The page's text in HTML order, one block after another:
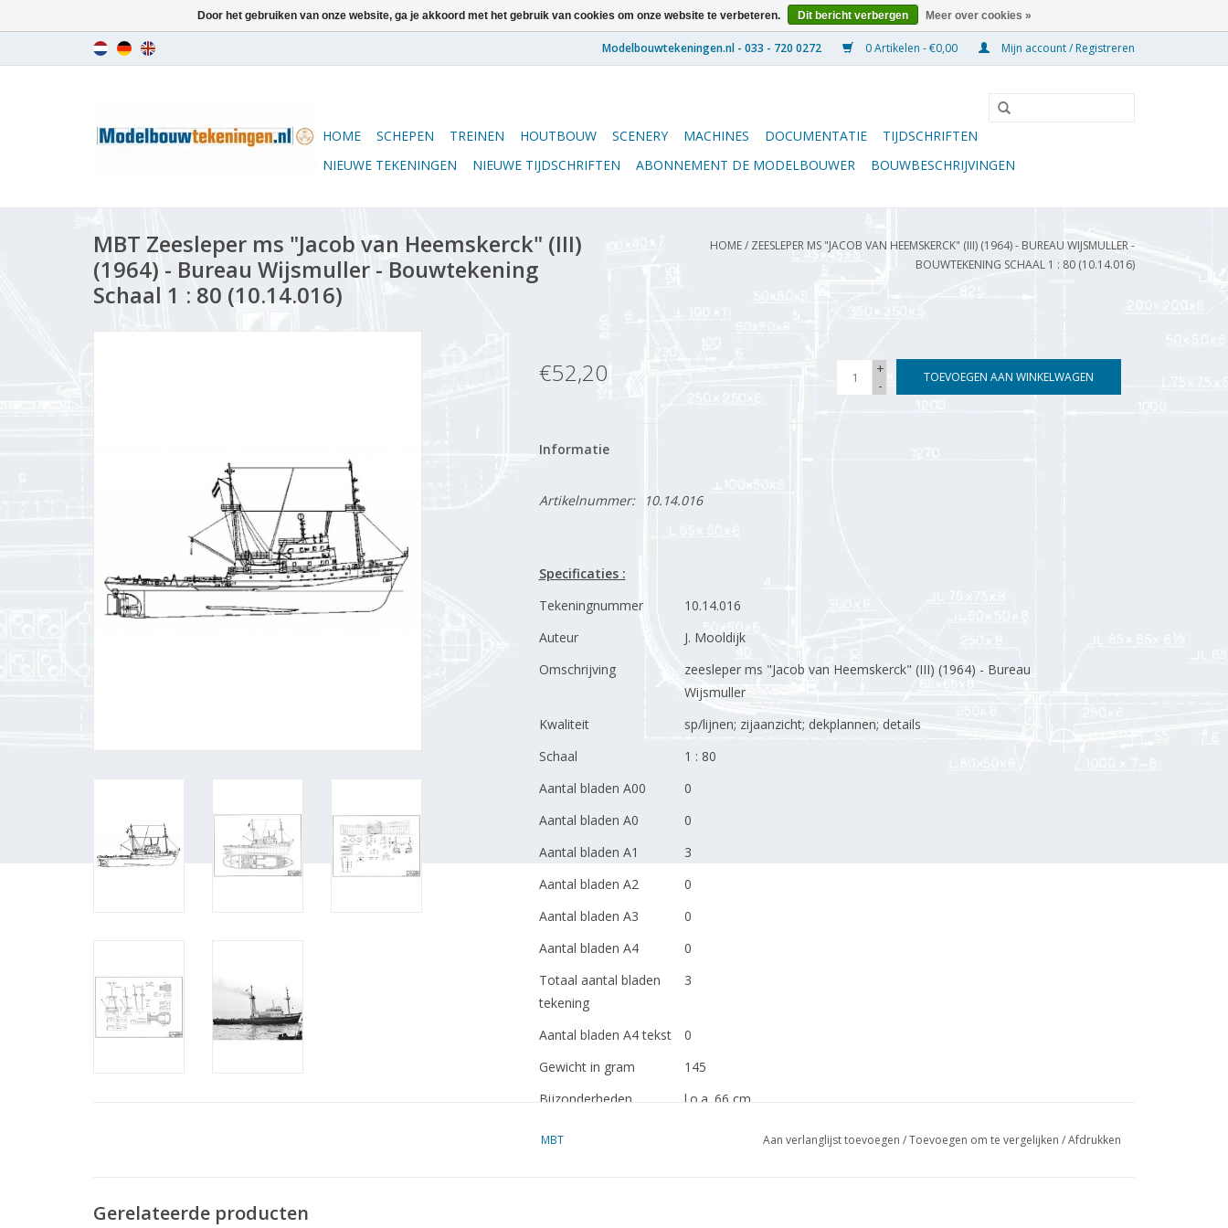
0 Artikelen - €0,00 Mijn account / Registreren
HOME SCHEPEN TREINEN HOUTBOUW SCENERY MACHINES DOCUMENTATIE
TIJDSCHRIFTEN
NIEUWE TEKENINGEN
NIEUWE TIJDSCHRIFTEN ABONNEMENT DE MODELBOUWER BOUWBESCHRIJVINGEN
MBT Zeesleper ms "Jacob van Heemskerck" (III)
(1964) - Bureau Wijsmuller - Bouwtekening
Schaal 1 : 80 (10.14.016)
HOME/ ZEESLEPER MS "JACOB VAN HEEMSKERCK" (III) (1964) - BUREAU WIJSMULLER -
BOUWTEKENING SCHAAL 1 : 80 (10.14.016)
€52,20
+
-
TOEVOEGEN AAN WINKELWAGEN
Informatie
Artikelnummer: 10.14.016
Specificaties :
Tekeningnummer
10.14.016
Auteur
J. Mooldijk
Omschrijving
zeesleper ms "Jacob van Heemskerck" (III) (1964) - Bureau
Wijsmuller
Kwaliteit
sp/lijnen; zijaanzicht; dekplannen; details
Schaal
1 : 80
Aantal bladen A00
0
Aantal bladen A0
0
Aantal bladen A1
3
Aantal bladen A2
0
Aantal bladen A3
0
Aantal bladen A4
0
Totaal aantal bladen
tekening
3
Aantal bladen A4 tekst
0
Gewicht in gram
145
Bijzonderheden
l.o.a. 66 cm
MBT Aan verlanglijst toevoegen /Toevoegen om te vergelijken /Afdrukken
Gerelateerde producten
Door het gebruiken van onze website, ga je akkoord met het gebruik van cookies om onze website te verbeteren. Dit bericht verbergen Meer over cookies »